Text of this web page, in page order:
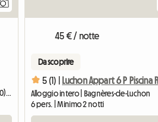
45 € / notte
Da scoprire
5 (1) |
Alloggio intero | Bagnères-de-Luchon
6 pers. | Minimo 2 notti